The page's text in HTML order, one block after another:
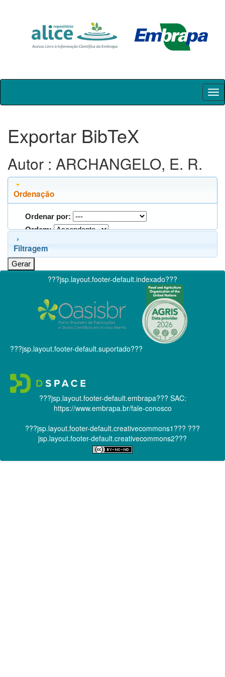
Skip
Exportar BibTeX
Autor : ARCHANGELO, E. R.
Ordenação
Ordenar por:
Ordem:
Filtragem
???jsp.layout.footer-default.indexado???
???jsp.layout.footer-default.suportado???
???jsp.layout.footer-default.embrapa??? SAC:
https://www.embrapa.br/fale-conosco
???jsp.layout.footer-default.creativecommons1??? ???
jsp.layout.footer-default.creativecommons2???